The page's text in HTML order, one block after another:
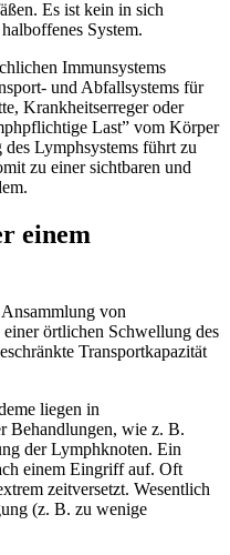
Es ist kein in sich
System.
Immunsystems
und Abfallsystems für
Krankheitserreger oder
Last” vom Körper
Lymphsystems führt zu
zu einer sichtbaren und
einem
von
örtlichen Schwellung des
Transportkapazität
liegen in
Behandlungen, wie z. B.
der Lymphknoten. Ein
einem Eingriff auf. Oft
zeitversetzt. Wesentlich
(z. B. zu wenige